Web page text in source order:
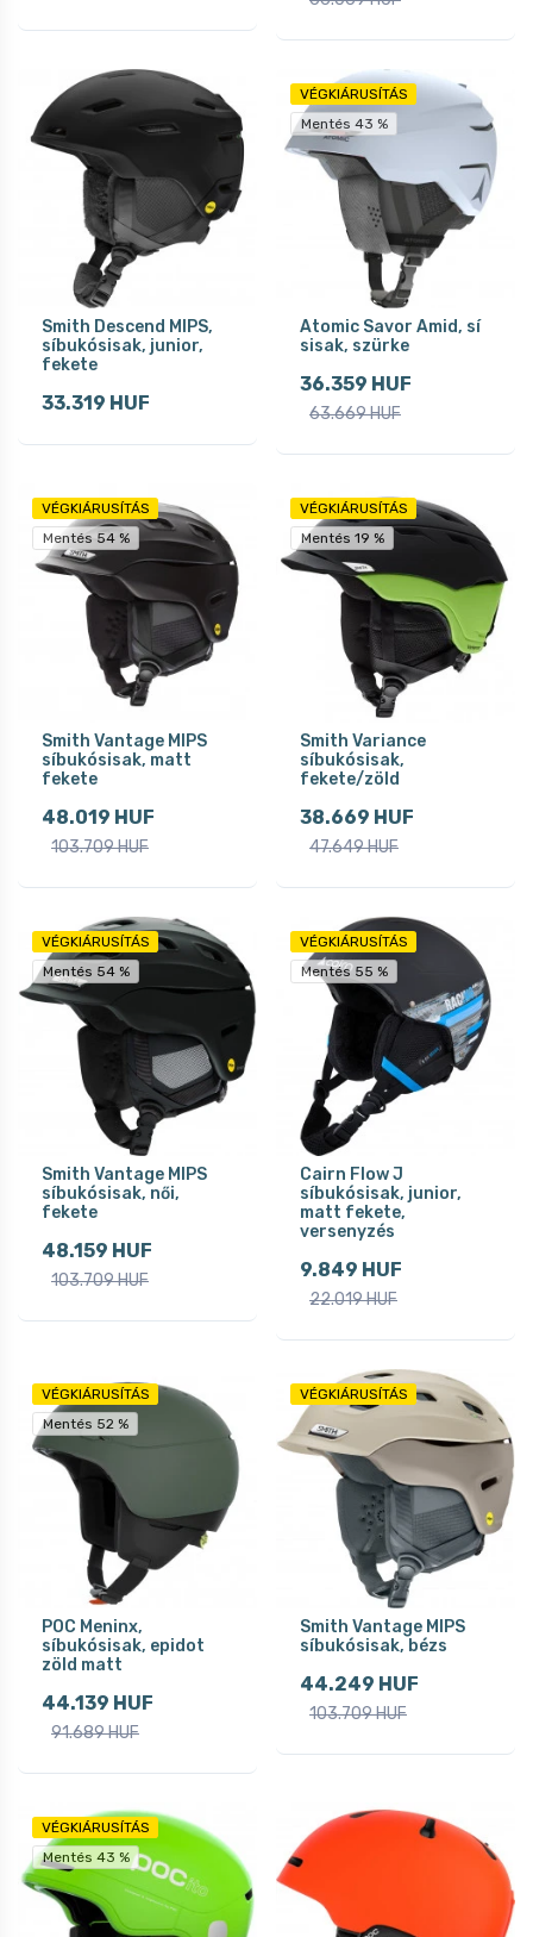
Smith Descend MIPS,
síbukósisak, junior,
fekete
33.319 HUF
VÉGKIÁRUSÍTÁS
Mentés 43 %
Atomic Savor Amid, sí
sisak, szürke
36.359 HUF
63.669 HUF
VÉGKIÁRUSÍTÁS
Mentés 54 %
Smith Vantage MIPS
síbukósisak, matt
fekete
48.019 HUF
103.709 HUF
VÉGKIÁRUSÍTÁS
Mentés 19 %
Smith Variance
síbukósisak,
fekete/zöld
38.669 HUF
47.649 HUF
VÉGKIÁRUSÍTÁS
Mentés 54 %
Smith Vantage MIPS
síbukósisak, női,
fekete
48.159 HUF
103.709 HUF
VÉGKIÁRUSÍTÁS
Mentés 55 %
Cairn Flow J
síbukósisak, junior,
matt fekete,
versenyzés
9.849 HUF
22.019 HUF
VÉGKIÁRUSÍTÁS
Mentés 52 %
POC Meninx,
síbukósisak, epidot
zöld matt
44.139 HUF
91.689 HUF
VÉGKIÁRUSÍTÁS
Smith Vantage MIPS
síbukósisak, bézs
44.249 HUF
103.709 HUF
VÉGKIÁRUSÍTÁS
Mentés 43 %